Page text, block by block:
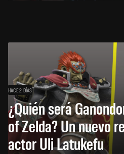
HACE 2 DÍAS
¿Quién será
of Zelda? Un nuevo
actor Uli Latukefu